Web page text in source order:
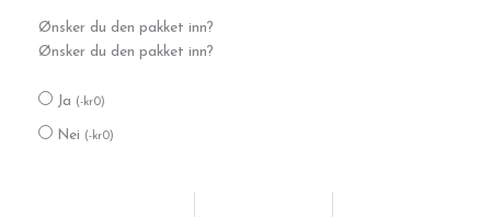
Ønsker du den pakket inn?
Ønsker du den pakket inn?
Ja (-kr0)
Nei (-kr0)